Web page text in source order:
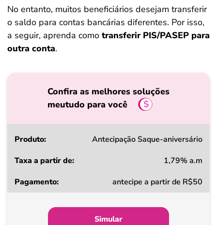
No entanto, muitos beneficiários desejam transferir
o saldo para contas bancárias diferentes. Por isso,
a seguir, aprenda como transferir PIS/PASEP para
outra conta.
Confira as melhores soluções
meutudo para você
Produto
a
Antecipação Saque-aniversário
1,79% a.m
antecipe a partir de R$50
Simular